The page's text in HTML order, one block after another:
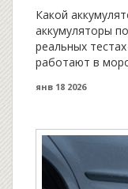
Какой
аккумуляторы
реальных
работают в
янв 18 2026